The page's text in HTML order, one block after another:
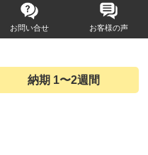
お問い合せ お客様の声
納期 1〜2週間